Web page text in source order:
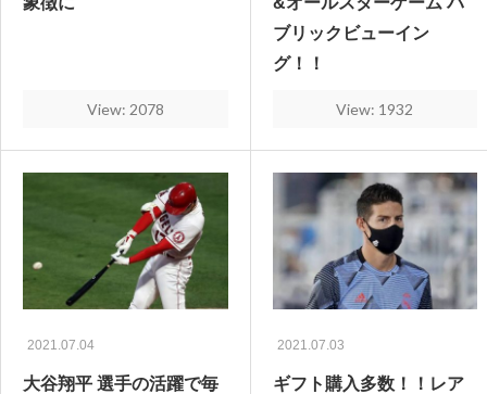
View: 2078
ブリックビューイン
グ！！
View: 1932
2021.07.04
大谷翔平 選手の活躍で毎
2021.07.03
ギフト購入多数！！レア